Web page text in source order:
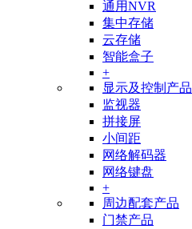
通用NVR
集中存储
云存储
智能盒子
+
显示及控制产品
监视器
拼接屏
小间距
网络解码器
网络键盘
+
周边配套产品
门禁产品